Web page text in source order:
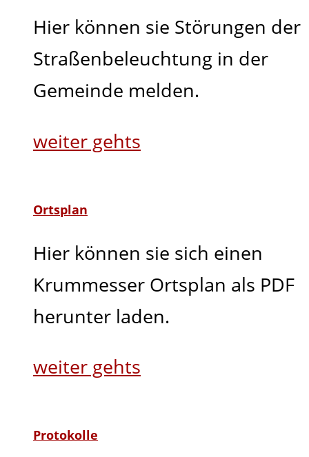
Hier können sie Störungen der
Straßenbeleuchtung in der
Gemeinde melden.
weiter gehts
Ortsplan
Hier können sie sich einen
Krummesser Ortsplan als PDF
herunter laden.
weiter gehts
Protokolle